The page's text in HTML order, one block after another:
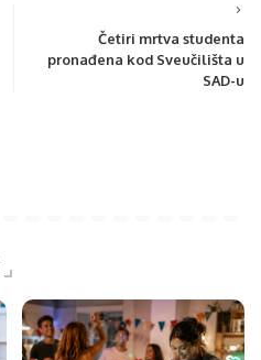
Četiri mrtva studenta
pronađena kod Sveučilišta u
SAD-u